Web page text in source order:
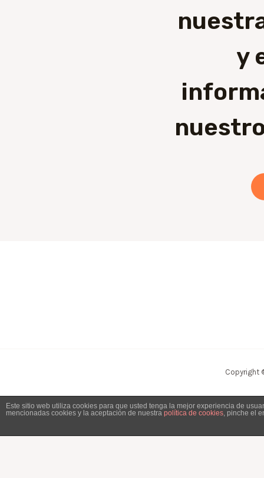
y
Copyright
Este sitio web utiliza cookies para que usted tenga la mejor experiencia de
mencionadas cookies y la aceptación de nuestra política de cookies, pinche el